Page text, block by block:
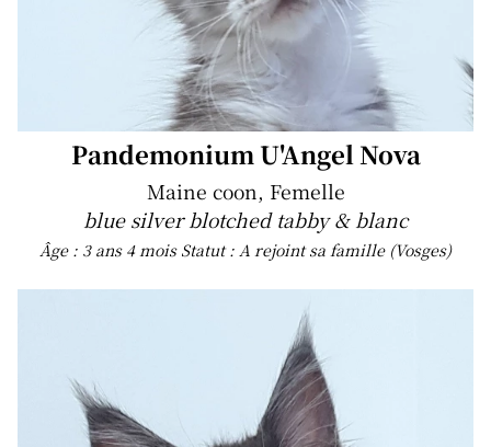
Pandemonium U'Angel Nova
Maine coon, Femelle
blue silver blotched tabby & blanc
Âge : 3 ans 4 mois Statut : A rejoint sa famille (Vosges)